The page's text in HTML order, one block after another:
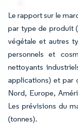
Le rapport sur le
par type de produit
végétale et autres
personnels et
nettoyants
applications) et par
Nord, Europe,
Les prévisions du
(tonnes).